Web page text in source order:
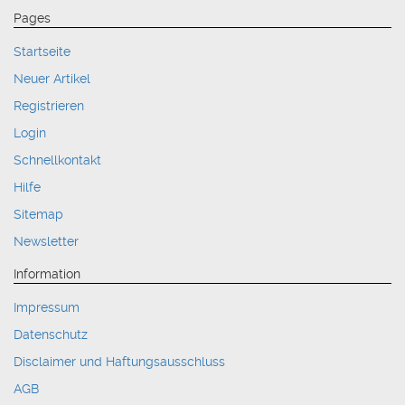
Pages
Startseite
Neuer Artikel
Registrieren
Login
Schnellkontakt
Hilfe
Sitemap
Newsletter
Information
Impressum
Datenschutz
Disclaimer und Haftungsausschluss
AGB